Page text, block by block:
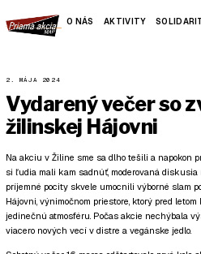
O NÁS AKTIVITY
2. MÁJA 2024
Vydarený večer so
žilinskej Hájovni
Na akciu v Žiline sme sa dlho tešili a napokon
si ľudia mali kam sadnúť, moderovaná
príjemné pocity skvele umocnili výborné slam
Hájovni, výnimočnom priestore, ktorý pred
jedinečnú atmosféru. Počas akcie nechýbala
viacero nových vecí v distre a vegánske jedlo.